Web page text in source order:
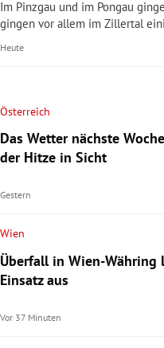
Im Pinzgau und im Pongau
gingen vor allem im Zillertal
Heute
Österreich
Das Wetter nächste
der Hitze in Sicht
Gestern
Wien
Überfall in Wien-Währing
Einsatz aus
Vor 37 Minuten